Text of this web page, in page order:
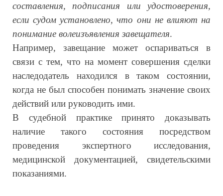
составления, подписания или удостоверения,
если судом установлено, что они не влияют на
понимание волеизъявления завещателя.
Например, завещание может оспариваться в
связи с тем, что на момент совершения сделки
наследодатель находился в таком состоянии,
когда не был способен понимать значение своих
действий или руководить ими.
В судебной практике принято доказывать
наличие такого состояния посредством
проведения экспертного исследования,
медицинской документацией, свидетельскими
показаниями.